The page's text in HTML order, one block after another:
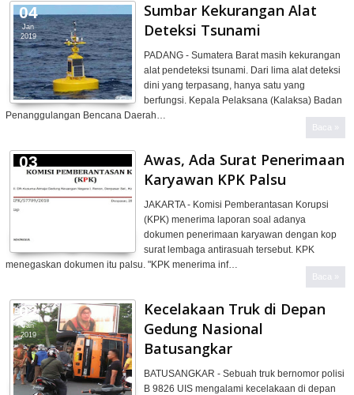
Sumbar Kekurangan Alat
Deteksi Tsunami
PADANG - Sumatera Barat masih kekurangan
alat pendeteksi tsunami. Dari lima alat deteksi
dini yang terpasang, hanya satu yang
berfungsi. Kepala Pelaksana (Kalaksa) Badan
Penanggulangan Bencana Daerah…
Baca »
04
Jan
2019
Awas, Ada Surat Penerimaan
Karyawan KPK Palsu
JAKARTA - Komisi Pemberantasan Korupsi
(KPK) menerima laporan soal adanya
dokumen penerimaan karyawan dengan kop
surat lembaga antirasuah tersebut. KPK
menegaskan dokumen itu palsu. "KPK menerima inf…
Baca »
03
Jan
2019
Kecelakaan Truk di Depan
Gedung Nasional
Batusangkar
BATUSANGKAR - Sebuah truk bernomor polisi
B 9826 UIS mengalami kecelakaan di depan
02
Jan
2019